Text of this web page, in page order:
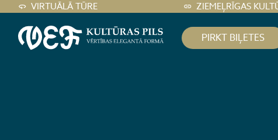
VIRTUĀLĀ TŪRE ZIEMEĻRĪGAS
PIRKT BIĻETES